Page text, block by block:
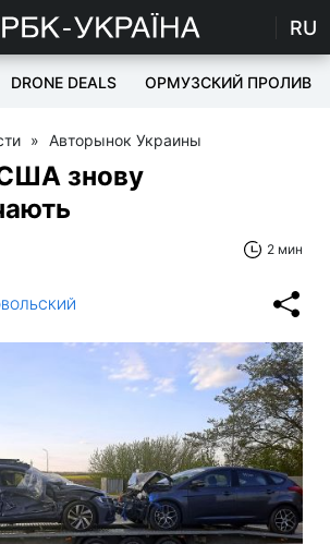
RU
DRONE DEALS ОРМУЗСКИЙ ПРОЛИВ
» Авторынок Украины
знову
2 мин